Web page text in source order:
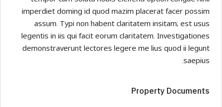
imperdiet doming id quod mazim placerat facer possim
assum. Typi non habent claritatem insitam; est usus
legentis in iis qui facit eorum claritatem. Investigationes
demonstraverunt lectores legere me lius quod ii legunt
saepius.
Property Documents